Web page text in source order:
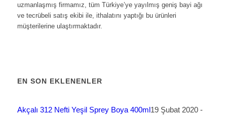
uzmanlaşmış firmamız, tüm Türkiye’ye yayılmış geniş bayi ağı
ve tecrübeli satış ekibi ile, ithalatını yaptığı bu ürünleri
müşterilerine ulaştırmaktadır.
EN SON EKLENENLER
Akçalı 312 Nefti Yeşil Sprey Boya 400ml19 Şubat 2020 -